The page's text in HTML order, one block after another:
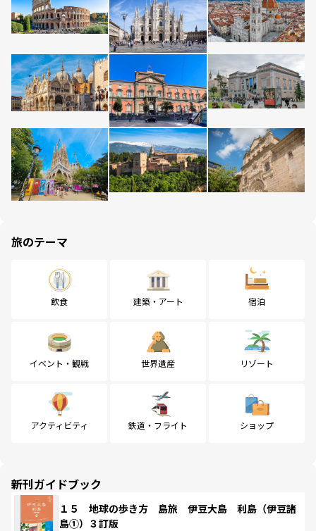
旅のテーマ
飲食 建築・アート 宿泊
イベント・観戦 世界遺産 リゾート
アクティビティ 鉄道・フライト ショップ
新刊ガイドブック
１５ 地球の歩き方 島旅 伊豆大島 利島（伊豆諸
島①）３訂版